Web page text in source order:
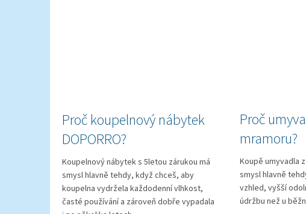
Proč koupelnový nábytek
DOPORRO?
Koupelnový nábytek s 5letou zárukou má
smysl hlavně tehdy, když chceš, aby
koupelna vydržela každodenní vlhkost,
časté používání a zároveň dobře vypadala
Proč
mramoru?
Koupě umyvadla
smysl hlavně
vzhled, vyšší
údržbu než u